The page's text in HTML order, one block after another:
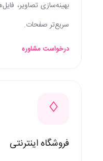
بهینه‌سازی تصاویر،
سریع‌تر صفحات.
درخواست مشاوره
♢
فروشگاه اینترنتی